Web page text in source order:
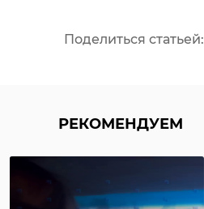
Поделиться статьей:
РЕКОМЕНДУЕМ